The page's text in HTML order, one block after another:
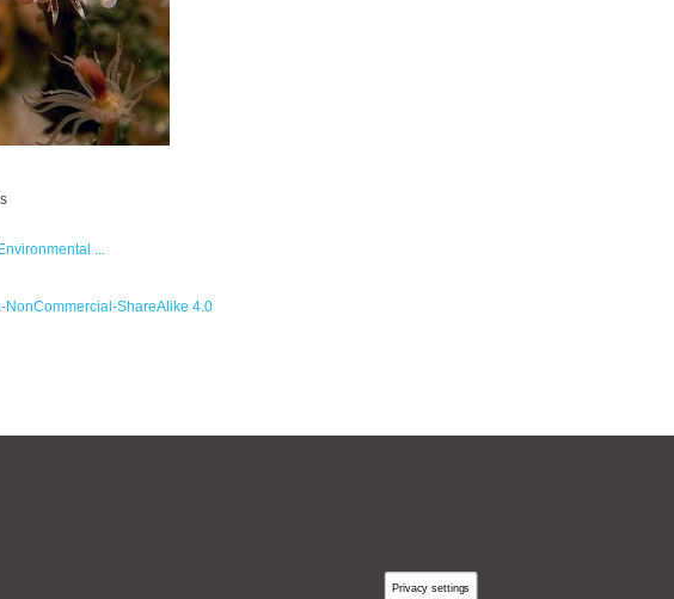
...
NonCommercial-ShareAlike 4.0
Privacy settings